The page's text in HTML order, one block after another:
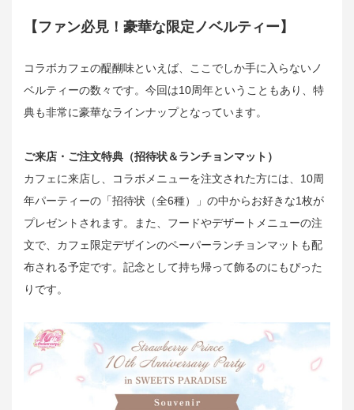
【ファン必見！豪華な限定ノベルティー】
コラボカフェの醍醐味といえば、ここでしか手に入らないノ
ベルティーの数々です。今回は10周年ということもあり、特
典も非常に豪華なラインナップとなっています。
ご来店・ご注文特典（招待状＆ランチョンマット）
カフェに来店し、コラボメニューを注文された方には、10周
年パーティーの「招待状（全6種）」の中からお好きな1枚が
プレゼントされます。また、フードやデザートメニューの注
文で、カフェ限定デザインのペーパーランチョンマットも配
布される予定です。記念として持ち帰って飾るのにもぴった
りです。